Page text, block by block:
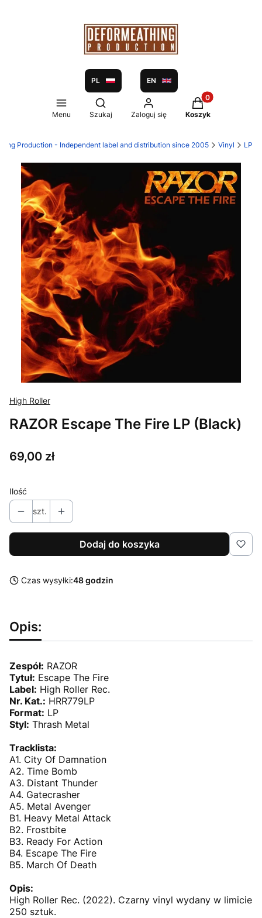
PL EN
Menu
Otwórz wyszukiwarkę
Szukaj Zaloguj się
Produkty w
Koszyk
Production - Independent label and distribution since 2005 Vinyl LP
High Roller
RAZOR Escape The Fire LP (Black)
Cena
69,00 zł
Ilość
szt.
Dodaj do koszyka
Czas wysyłki:48 godzin
Opis:
Zespół: RAZOR
Tytuł: Escape The Fire
Label: High Roller Rec.
Nr. Kat.: HRR779LP
Format: LP
Styl: Thrash Metal
Tracklista:
A1. City Of Damnation
A2. Time Bomb
A3. Distant Thunder
A4. Gatecrasher
A5. Metal Avenger
B1. Heavy Metal Attack
B2. Frostbite
B3. Ready For Action
B4. Escape The Fire
B5. March Of Death
Opis:
High Roller Rec. (2022). Czarny vinyl wydany w limicie
250 sztuk.